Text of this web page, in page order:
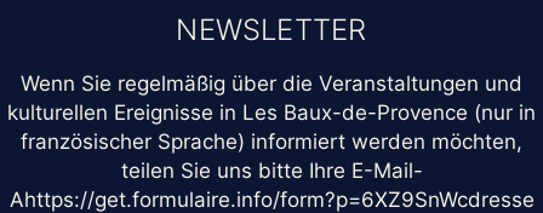
NEWSLETTER
Wenn Sie regelmäßig über die Veranstaltungen und
kulturellen Ereignisse in Les Baux-de-Provence (nur in
französischer Sprache) informiert werden möchten,
teilen Sie uns bitte Ihre E-Mail-
Ahttps://get.formulaire.info/form?p=6XZ9SnWcdresse